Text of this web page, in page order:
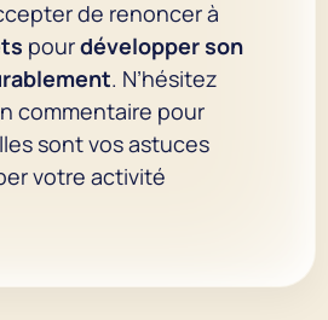
de renoncer à
pourdévelopper son
. N’hésitez
commentaire pour
sont vos astuces
votre activité